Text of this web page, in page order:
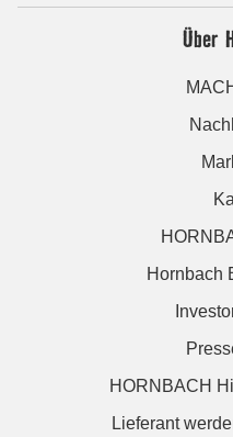
Über
Hornbach
HORNBACH
Lieferant